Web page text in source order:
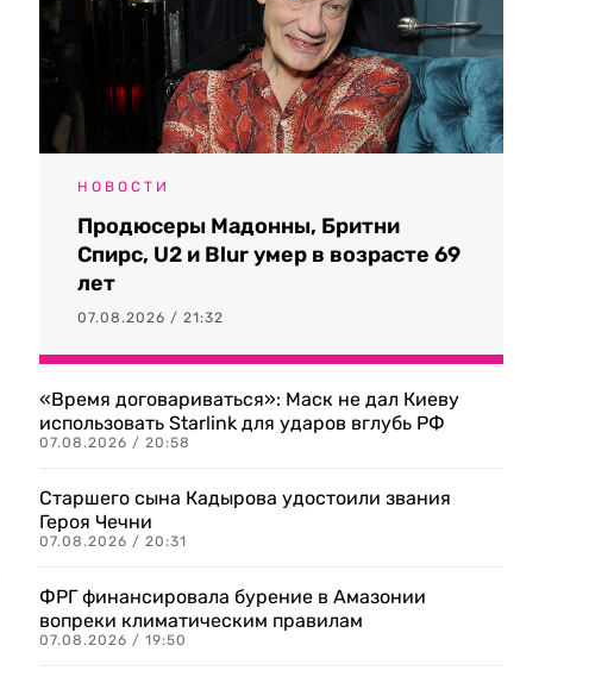
НОВОСТИ
Продюсеры Мадонны, Бритни
Спирс, U2 и Blur умер в возрасте 69
лет
07.08.2026 / 21:32
«Время договариваться»: Маск не дал Киеву
использовать Starlink для ударов вглубь РФ
07.08.2026 / 20:58
Старшего сына Кадырова удостоили звания
Героя Чечни
07.08.2026 / 20:31
ФРГ финансировала бурение в Амазонии
вопреки климатическим правилам
07.08.2026 / 19:50